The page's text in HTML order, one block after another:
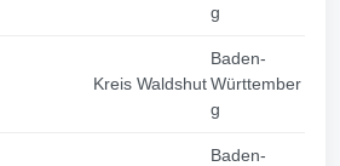
g
Kreis Waldshut
Baden-
Württember
g
Baden-